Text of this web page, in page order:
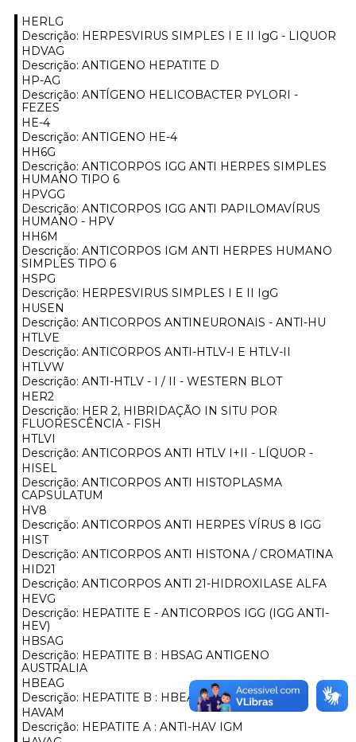
HERLG
Descrição: HERPESVIRUS SIMPLES I E II IgG - LIQUOR
HDVAG
Descrição: ANTIGENO HEPATITE D
HP-AG
Descrição: ANTÍGENO HELICOBACTER PYLORI -
FEZES
HE-4
Descrição: ANTIGENO HE-4
HH6G
Descrição: ANTICORPOS IGG ANTI HERPES SIMPLES
HUMANO TIPO 6
HPVGG
Descrição: ANTICORPOS IGG ANTI PAPILOMAVÍRUS
HUMANO - HPV
HH6M
Descrição: ANTICORPOS IGM ANTI HERPES HUMANO
SIMPLES TIPO 6
HSPG
Descrição: HERPESVIRUS SIMPLES I E II IgG
HUSEN
Descrição: ANTICORPOS ANTINEURONAIS - ANTI-HU
HTLVE
Descrição: ANTICORPOS ANTI-HTLV-I E HTLV-II
HTLVW
Descrição: ANTI-HTLV - I / II - WESTERN BLOT
HER2
Descrição: HER 2, HIBRIDAÇÃO IN SITU POR
FLUORESCÊNCIA - FISH
HTLVI
Descrição: ANTICORPOS ANTI HTLV I+II - LÍQUOR -
HISEL
Descrição: ANTICORPOS ANTI HISTOPLASMA
CAPSULATUM
HV8
Descrição: ANTICORPOS ANTI HERPES VÍRUS 8 IGG
HIST
Descrição: ANTICORPOS ANTI HISTONA / CROMATINA
HID21
Descrição: ANTICORPOS ANTI 21-HIDROXILASE ALFA
HEVG
Descrição: HEPATITE E - ANTICORPOS IGG (IGG ANTI-
HEV)
HBSAG
Descrição: HEPATITE B : HBSAG ANTIGENO
AUSTRALIA
HBEAG
Descrição: HEPATITE B : HBEAG
HAVAM
Descrição: HEPATITE A : ANTI-HAV IGM